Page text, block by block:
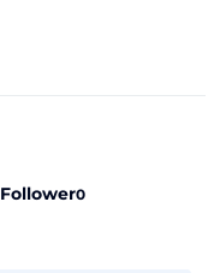
Follower0